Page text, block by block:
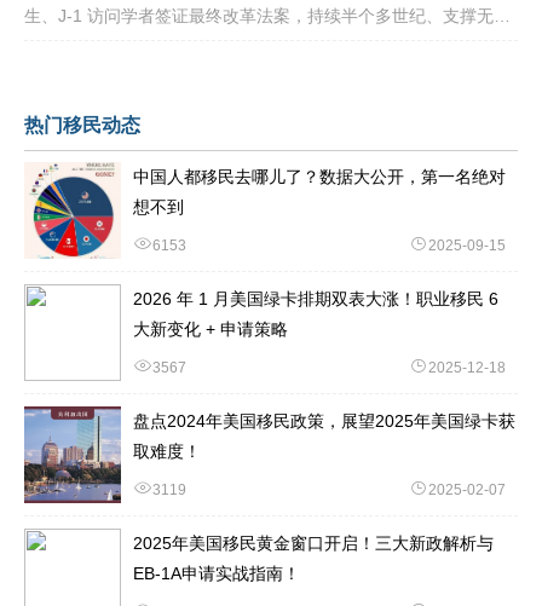
生、J-1 访问学者签证最终改革法案，持续半个多世纪、支撑无数
热门移民动态
中国人都移民去哪儿了？数据大公开，第一名绝对
想不到
6153 2025-09-15
2026 年 1 月美国绿卡排期双表大涨！职业移民 6
大新变化 + 申请策略
3567 2025-12-18
盘点2024年美国移民政策，展望2025年美国绿卡获
取难度！
3119 2025-02-07
2025年美国移民黄金窗口开启！三大新政解析与
EB-1A申请实战指南！